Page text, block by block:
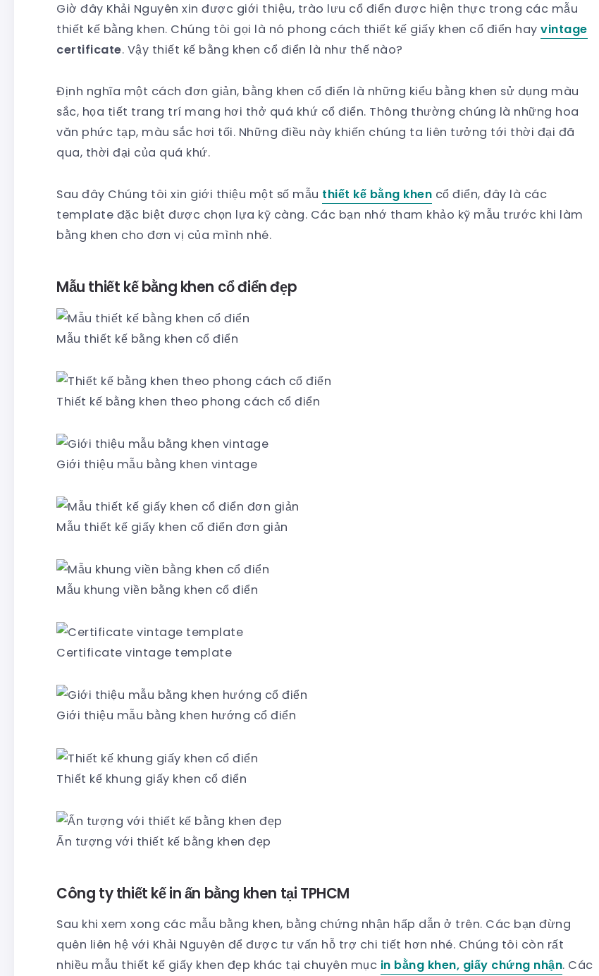
Giờ đây Khải Nguyên xin được giới thiệu, trào lưu cổ điển được hiện thực trong các mẫu
thiết kế bằng khen. Chúng tôi gọi là nó phong cách thiết kế giấy khen cổ điển hay vintage
certificate. Vậy thiết kế bằng khen cổ điển là như thế nào?
Định nghĩa một cách đơn giản, bằng khen cổ điển là những kiểu bằng khen sử dụng màu
sắc, họa tiết trang trí mang hơi thở quá khứ cổ điển. Thông thường chúng là những hoa
văn phức tạp, màu sắc hơi tối. Những điều này khiến chúng ta liên tưởng tới thời đại đã
qua, thời đại của quá khứ.
Sau đây Chúng tôi xin giới thiệu một số mẫu thiết kế bằng khen cổ điển, đây là các
template đặc biệt được chọn lựa kỹ càng. Các bạn nhớ tham khảo kỹ mẫu trước khi làm
bằng khen cho đơn vị của mình nhé.
Mẫu thiết kế bằng khen cổ điển đẹp
Mẫu thiết kế bằng khen cổ điển
Thiết kế bằng khen theo phong cách cổ điển
Giới thiệu mẫu bằng khen vintage
Mẫu thiết kế giấy khen cổ điển đơn giản
Mẫu khung viền bằng khen cổ điển
Certificate vintage template
Giới thiệu mẫu bằng khen hướng cổ điển
Thiết kế khung giấy khen cổ điển
Ấn tượng với thiết kế bằng khen đẹp
Công ty thiết kế in ấn bằng khen tại TPHCM
Sau khi xem xong các mẫu bằng khen, bằng chứng nhận hấp dẫn ở trên. Các bạn đừng
quên liên hệ với Khải Nguyên để được tư vấn hỗ trợ chi tiết hơn nhé. Chúng tôi còn rất
nhiều mẫu thiết kế giấy khen đẹp khác tại chuyên mục in bằng khen, giấy chứng nhận. Các